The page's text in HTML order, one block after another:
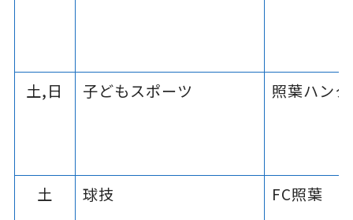
土,日 子どもスポーツ 照葉ハン
土 球技 FC照葉